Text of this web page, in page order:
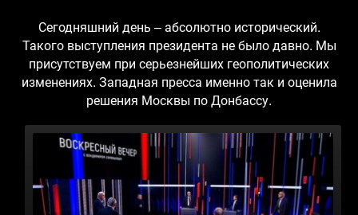
Сегодняшний день – абсолютно исторический.
Такого выступления президента не было давно. Мы
присутствуем при серьезнейших геополитических
изменениях. Западная пресса именно так и оценила
решения Москвы по Донбассу.